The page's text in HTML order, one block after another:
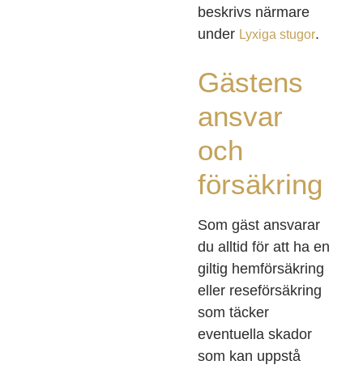
beskrivs närmare
under Lyxiga stugor.
Gästens
ansvar
och
försäkring
Som gäst ansvarar
du alltid för att ha en
giltig hemförsäkring
eller reseförsäkring
som täcker
eventuella skador
som kan uppstå